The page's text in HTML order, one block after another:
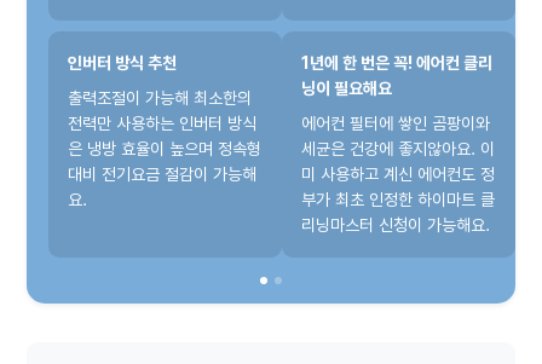
인버터 방식 추천
출력조절이 가능해 최소한의
전력만 사용하는 인버터 방식
은 냉방 효율이 높으며 정속형
대비 전기요금 절감이 가능해
요.
1년에 한 번은 꼭! 에어컨 클리
닝이 필요해요
에어컨 필터에 쌓인 곰팡이와
세균은 건강에 좋지않아요. 이
미 사용하고 계신 에어컨도 정
부가 최초 인정한 하이마트 클
리닝마스터 신청이 가능해요.